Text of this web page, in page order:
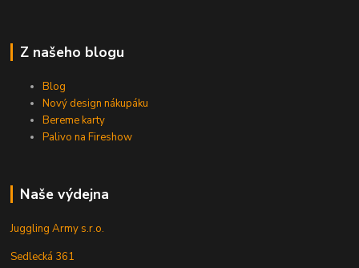
Z našeho blogu
Blog
Nový design nákupáku
Bereme karty
Palivo na Fireshow
Naše výdejna
Juggling Army s.r.o.
Sedlecká 361